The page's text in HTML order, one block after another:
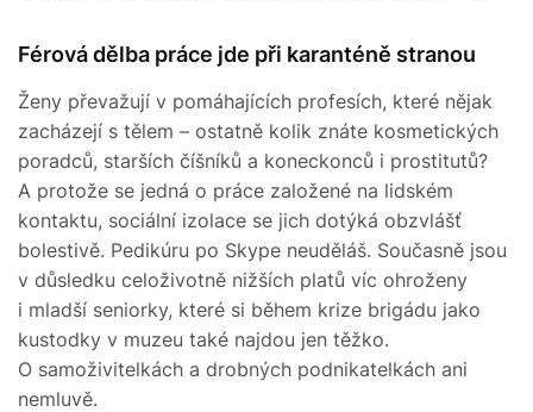
Férová dělba práce jde při karanténě stranou
Ženy převažují v pomáhajících profesích, které nějak
zacházejí s tělem – ostatně kolik znáte kosmetických
poradců, starších číšníků a koneckonců i prostitutů?
A protože se jedná o práce založené na lidském
kontaktu, sociální izolace se jich dotýká obzvlášť
bolestivě. Pedikúru po Skype neuděláš. Současně jsou
v důsledku celoživotně nižších platů víc ohroženy
i mladší seniorky, které si během krize brigádu jako
kustodky v muzeu také najdou jen těžko.
O samoživitelkách a drobných podnikatelkách ani
nemluvě.